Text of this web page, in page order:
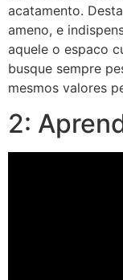
acatamento.
ameno, e
aquele o espaco
busque sempre
mesmos valores
2: